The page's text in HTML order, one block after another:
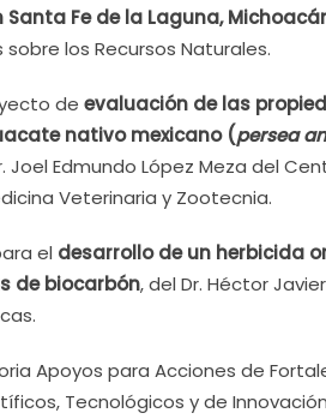
Fe de la Laguna,
los Recursos Naturales.
de evaluación de las
nativo mexicano (persea
Joel Edmundo López Meza del
Veterinaria y Zootecnia.
el desarrollo de un herbicida
de biocarbón, del Dr. Héctor
Apoyos para Acciones de
Tecnológicos y de